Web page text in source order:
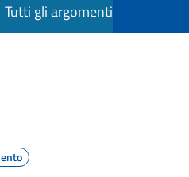
Tutti gli argomenti